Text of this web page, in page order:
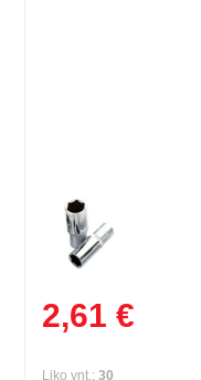
2,61 €
Liko vnt.:30